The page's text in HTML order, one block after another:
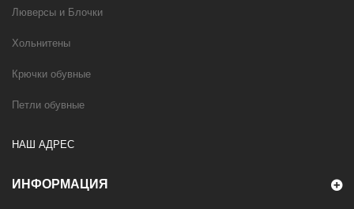
Люверсы и Блочки
Хольнитены
Крючки обувные
Петли обувные
НАШ АДРЕС
ИНФОРМАЦИЯ